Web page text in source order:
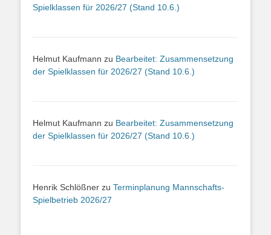
Spielklassen für 2026/27 (Stand 10.6.)
Helmut Kaufmann zu Bearbeitet: Zusammensetzung
der Spielklassen für 2026/27 (Stand 10.6.)
Helmut Kaufmann zu Bearbeitet: Zusammensetzung
der Spielklassen für 2026/27 (Stand 10.6.)
Henrik Schlößner zu Terminplanung Mannschafts-
Spielbetrieb 2026/27